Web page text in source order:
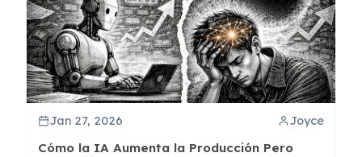
Jan 27, 2026 Joyce
Cómo la IA Aumenta la Producción Pero